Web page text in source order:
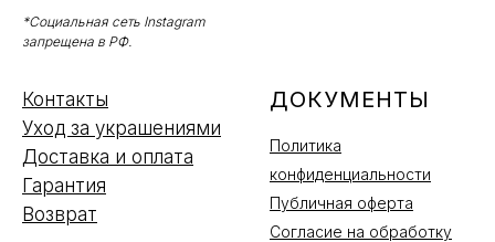
*Социальная сеть Instagram
запрещена в РФ.
Контакты
Уход за украшениями
Доставка и оплата
Гарантия
Возврат
ДОКУМЕНТЫ
Политика
конфиденциальности
Публичная оферта
Согласие на обработку